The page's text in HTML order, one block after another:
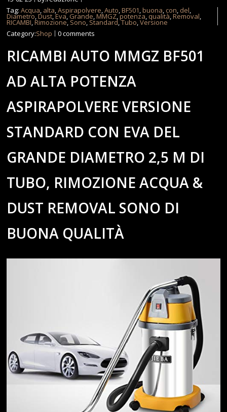
Tag:Acqua, alta,Aspirapolvere,Auto,BF501,buona, con, del,
Diametro,Dust,Eva, Grande,MMGZ,potenza, qualità,Removal,
RICAMBI,Rimozione, Sono, Standard,Tubo,Versione
Category:Shop 0 comments
RICAMBI AUTO MMGZ BF501
AD ALTA POTENZA
ASPIRAPOLVERE VERSIONE
STANDARD CON EVA DEL
GRANDE DIAMETRO 2,5 M DI
TUBO, RIMOZIONE ACQUA &
DUST REMOVAL SONO DI
BUONA QUALITÀ